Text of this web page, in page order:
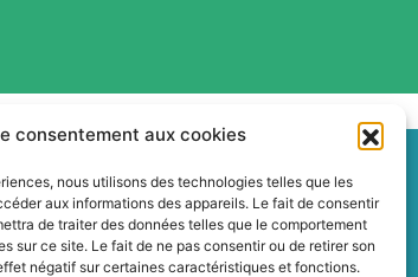
consentement aux cookies
nous utilisons des technologies telles que les
aux informations des appareils. Le fait de consentir
de traiter des données telles que le comportement
sur ce site. Le fait de ne pas consentir ou de retirer son
négatif sur certaines caractéristiques et fonctions.